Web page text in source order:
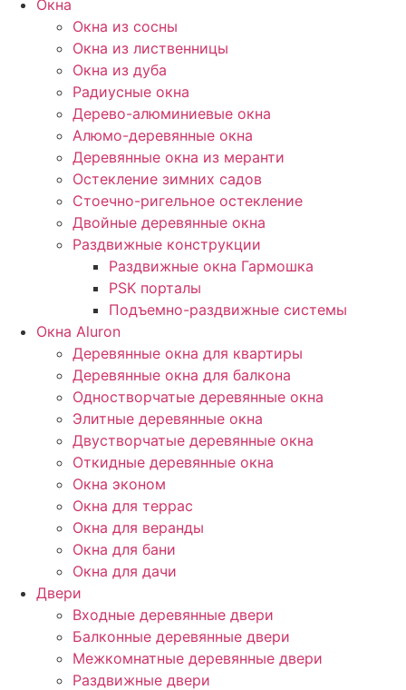
Окна
Окна из сосны
Окна из лиственницы
Окна из дуба
Радиусные окна
Дерево-алюминиевые окна
Алюмо-деревянные окна
Деревянные окна из меранти
Остекление зимних садов
Стоечно-ригельное остекление
Двойные деревянные окна
Раздвижные конструкции
Раздвижные окна Гармошка
PSK порталы
Подъемно-раздвижные системы
Окна Aluron
Деревянные окна для квартиры
Деревянные окна для балкона
Одностворчатые деревянные окна
Элитные деревянные окна
Двустворчатые деревянные окна
Откидные деревянные окна
Окна эконом
Окна для террас
Окна для веранды
Окна для бани
Окна для дачи
Двери
Входные деревянные двери
Балконные деревянные двери
Межкомнатные деревянные двери
Раздвижные двери